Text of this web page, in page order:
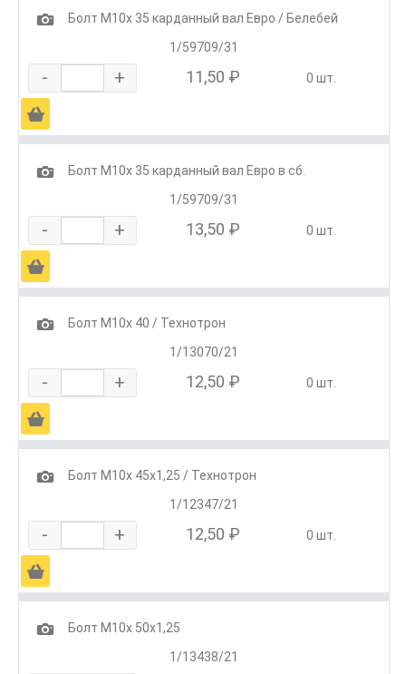
1
Болт М10х 35 карданный вал Евро / Белебей
1/59709/31
- + 11,50 ₽ 0 шт.
Ä
1
Болт М10х 35 карданный вал Евро в сб.
1/59709/31
- + 13,50 ₽ 0 шт.
Ä
1
Болт М10х 40 / Технотрон
1/13070/21
- + 12,50 ₽ 0 шт.
Ä
1
Болт М10х 45х1,25 / Технотрон
1/12347/21
- + 12,50 ₽ 0 шт.
Ä
1
Болт М10х 50х1,25
1/13438/21